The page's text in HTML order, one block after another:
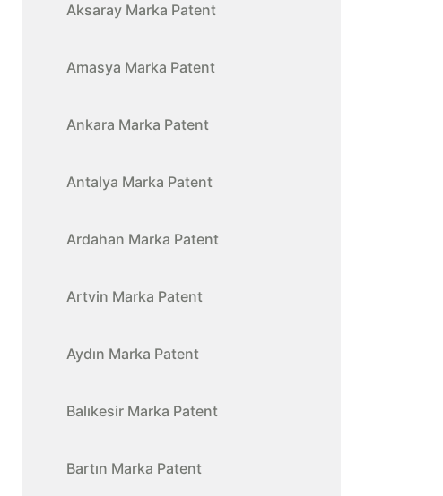
Aksaray Marka Patent
Amasya Marka Patent
Ankara Marka Patent
Antalya Marka Patent
Ardahan Marka Patent
Artvin Marka Patent
Aydın Marka Patent
Balıkesir Marka Patent
Bartın Marka Patent